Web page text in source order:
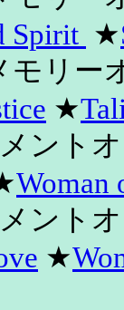
Spirit ★
モリー
★
ント
Woman
ント
★